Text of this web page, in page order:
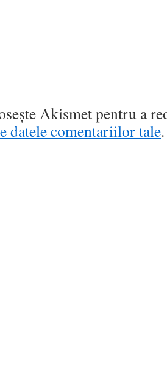
Akismet pentru a
datele comentariilor tale.